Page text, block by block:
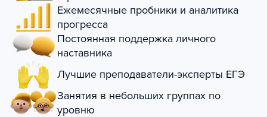
Ежемесячные пробники и аналитика
прогресса
Постоянная поддержка личного
наставника
Лучшие преподаватели-эксперты ЕГЭ
Занятия в небольших группах по
уровню